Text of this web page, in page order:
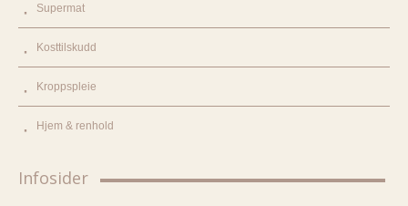
Supermat
Kosttilskudd
Kroppspleie
Hjem & renhold
Infosider